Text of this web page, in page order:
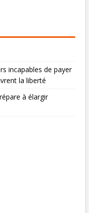
incapables de payer
la liberté
à élargir